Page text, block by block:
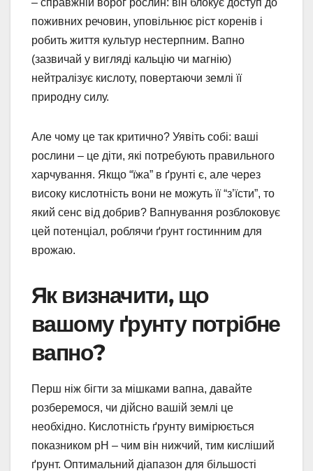
поживних речовин, уповільнює ріст коренів і
робить життя культур нестерпним. Вапно
(зазвичай у вигляді кальцію чи магнію)
нейтралізує кислоту, повертаючи землі її
природну силу.
Але чому це так критично? Уявіть собі: ваші
рослини – це діти, які потребують правильного
харчування. Якщо “їжа” в ґрунті є, але через
високу кислотність вони не можуть її “з’їсти”, то
який сенс від добрив? Вапнування розблоковує
цей потенціал, роблячи ґрунт гостинним для
врожаю.
Як визначити, що
вашому ґрунту потрібне
вапно?
Перш ніж бігти за мішками вапна, давайте
розберемося, чи дійсно вашій землі це
необхідно. Кислотність ґрунту вимірюється
показником pH – чим він нижчий, тим кисліший
ґрунт. Оптимальний діапазон для більшості